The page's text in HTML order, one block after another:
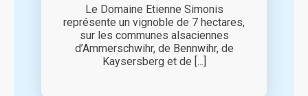
Le Domaine Etienne Simonis
représente un vignoble de 7 hectares,
sur les communes alsaciennes
d’Ammerschwihr, de Bennwihr, de
Kaysersberg et de [...]